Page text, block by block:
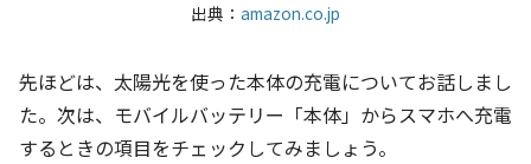
出典： amazon.co.jp
先ほどは、太陽光を使った本体の充電についてお話しまし
た。次は、モバイルバッテリー「本体」からスマホへ充電
するときの項目をチェックしてみましょう。